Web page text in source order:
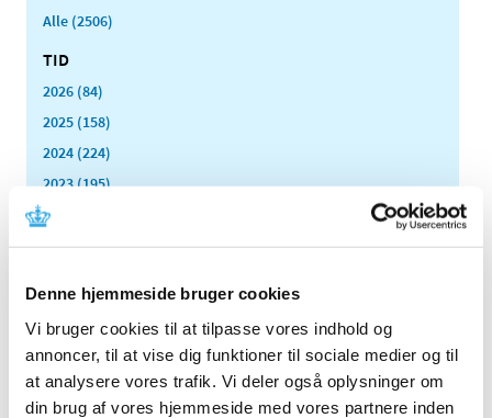
Denne hjemmeside bruger cookies
Vi bruger cookies til at tilpasse vores indhold og
annoncer, til at vise dig funktioner til sociale medier og til
at analysere vores trafik. Vi deler også oplysninger om
din brug af vores hjemmeside med vores partnere inden
Alle (2506)
TID
2026 (84)
2025 (158)
2024 (224)
2023 (195)
2022 (197)
2021 (516)
2019 (159)
2018 (150)
2017 (167)
2016 (167)